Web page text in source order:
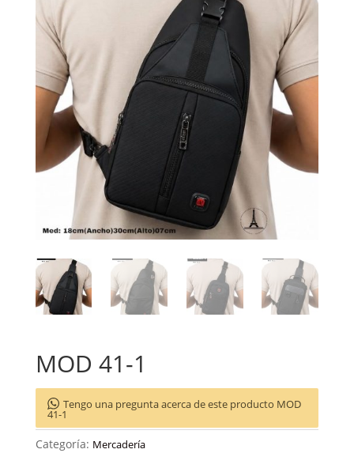
MOD 41-1
Tengo una pregunta acerca de este producto MOD
41-1
Categoría: Mercadería